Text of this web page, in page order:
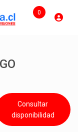
0
Consultar
disponibilidad